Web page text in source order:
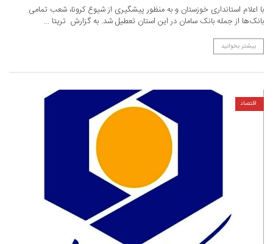
با اعلام استانداری خوزستان و به منظور پیشگیری از شیوع کرونا، شعب تمامی
بانک‌ها از جمله بانک سامان در این استان تعطیل شد. به گزارش تریتا ...
بیشتر بخوانید
اقتصاد